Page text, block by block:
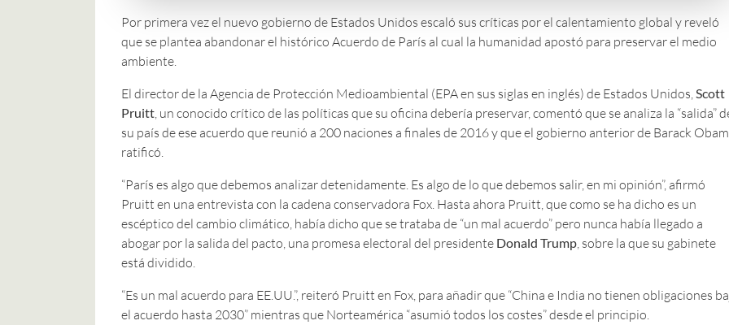
Por primera vez el nuevo gobierno de Estados Unidos escaló sus críticas por el calentamiento global y reveló
que se plantea abandonar el histórico Acuerdo de París al cual la humanidad apostó para preservar el medio
ambiente.
El director de la Agencia de Protección Medioambiental (EPA en sus siglas en inglés) de Estados Unidos, Scott
Pruitt , un conocido crítico de las políticas que su oficina debería preservar, comentó que se analiza la “salida”
su país de ese acuerdo que reunió a 200 naciones a finales de 2016 y que el gobierno anterior de Barack
ratificó.
“París es algo que debemos analizar detenidamente. Es algo de lo que debemos salir, en mi opinión”, afirmó
Pruitt en una entrevista con la cadena conservadora Fox. Hasta ahora Pruitt, que como se ha dicho es un
escéptico del cambio climático, había dicho que se trataba de “un mal acuerdo” pero nunca había llegado a
abogar por la salida del pacto, una promesa electoral del presidente Donald Trump , sobre la que su gabinete
está dividido.
“Es un mal acuerdo para EE.UU.”, reiteró Pruitt en Fox, para añadir que “China e India no tienen obligaciones
el acuerdo hasta 2030” mientras que Norteamérica “asumió todos los costes” desde el principio.